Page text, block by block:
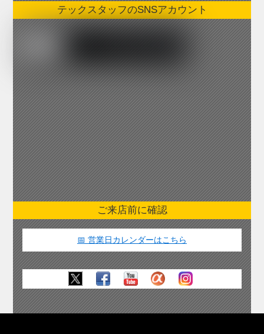
テックスタッフのSNSアカウント
ご来店前に確認
📅 営業日カレンダーはこちら